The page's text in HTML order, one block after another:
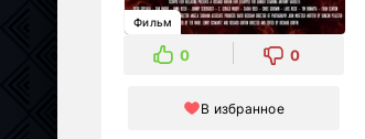
Фильм
0 0
В избранное